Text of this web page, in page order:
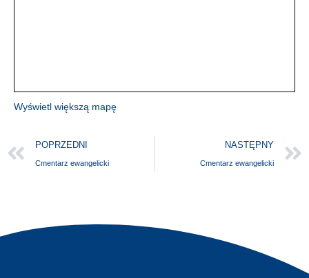
Wyświetl większą mapę
POPRZEDNI
Cmentarz ewangelicki
NASTĘPNY
Cmentarz ewangelicki